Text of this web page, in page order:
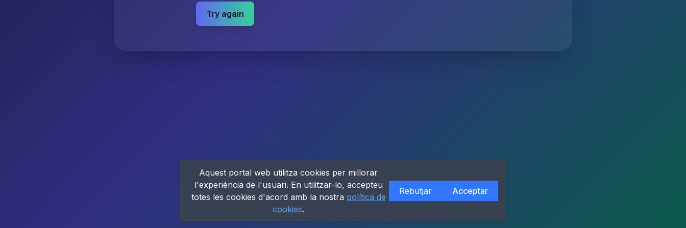
Try again
Aquest portal web utilitza cookies per millorar
l'experiència de l'usuari. En utilitzar-lo, accepteu
totes les cookies d'acord amb la nostra política de
cookies.
Rebutjar Acceptar